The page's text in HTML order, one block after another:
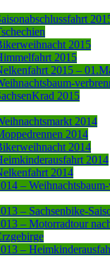
2015
2015
2015 –
2015
2014
2014
2014
2014
2014
–
– Sachsenbike-
– Motorradtour
–